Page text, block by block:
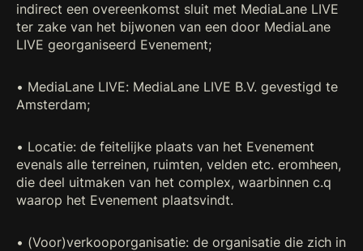
indirect een overeenkomst sluit met MediaLane LIVE
ter zake van het bijwonen van een door MediaLane
LIVE georganiseerd Evenement;
• MediaLane LIVE: MediaLane LIVE B.V. gevestigd te
Amsterdam;
• Locatie: de feitelijke plaats van het Evenement
evenals alle terreinen, ruimten, velden etc. eromheen,
die deel uitmaken van het complex, waarbinnen c.q
waarop het Evenement plaatsvindt.
• (Voor)verkooporganisatie: de organisatie die zich in